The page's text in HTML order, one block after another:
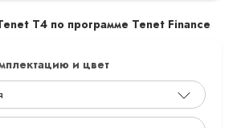
T4 по программе Tenet Finance
и цвет